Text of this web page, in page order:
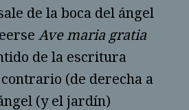
de la boca del ángel
Ave maria gratia
de la escritura
(de derecha a
(y el jardín)